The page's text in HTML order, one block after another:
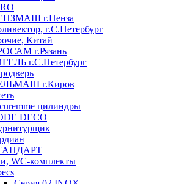
г.Пенза
г.С.Петербург
Китай
г.Рязань
г.С.Петербург
г.Киров
цилиндры
DECO
WC-комплекты